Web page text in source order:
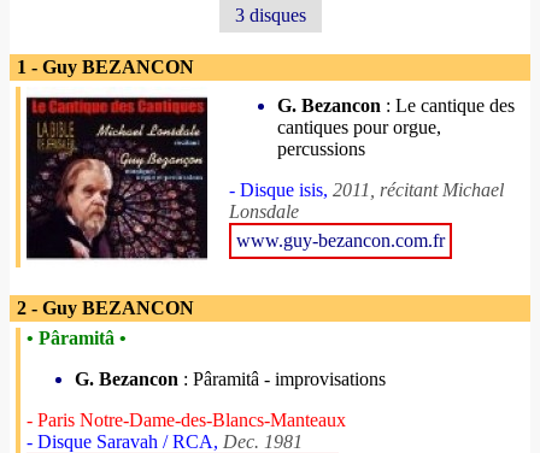
3 disques
1 - Guy BEZANCON
G. Bezancon : Le cantique des
cantiques pour orgue,
percussions
- Disque isis, 2011, récitant Michael
Lonsdale
www.guy-bezancon.com.fr
2 - Guy BEZANCON
• Pâramitâ •
G. Bezancon : Pâramitâ - improvisations
- Paris Notre-Dame-des-Blancs-Manteaux
- Disque Saravah / RCA, Dec. 1981